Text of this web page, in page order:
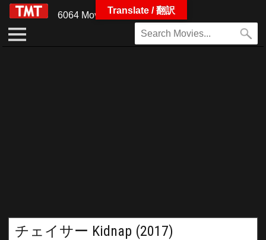
6064 Movies
チェイサー Kidnap (2017)
Translate / 翻訳